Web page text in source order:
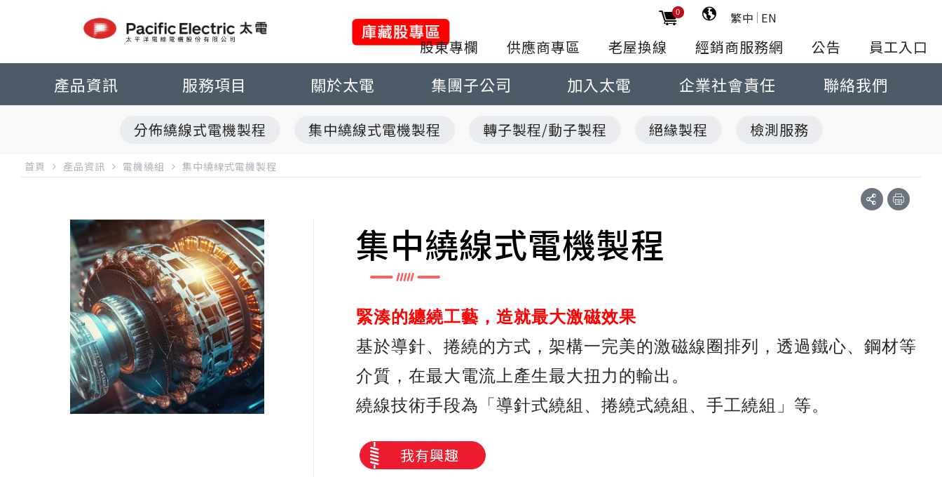
0 繁中 EN
股東專欄 供應商專區 老屋換線 經銷商服務網 公告 員工入口
產品資訊 服務項目 關於太電 集團子公司 加入太電 企業社會責任 聯絡我們
分佈繞線式電機製程 集中繞線式電機製程 轉子製程/動子製程 絕緣製程 檢測服務
首頁 產品資訊 電機繞組 集中繞線式電機製程
集中繞線式電機製程
緊湊的纏繞工藝，造就最大激磁效果
基於導針、捲繞的方式，架構一完美的激磁線圈排列，透過鐵心、鋼材等
介質，在最大電流上產生最大扭力的輸出。
繞線技術手段為「導針式繞組、捲繞式繞組、手工繞組」等。
我有興趣